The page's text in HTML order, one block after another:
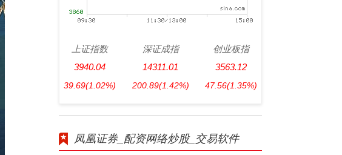
上证指数
3940.04
39.69(1.02%)
深证成指
14311.01
200.89(1.42%)
创业板指
3563.12
47.56(1.35%)
凤凰证券_配资网络炒股_交易软件